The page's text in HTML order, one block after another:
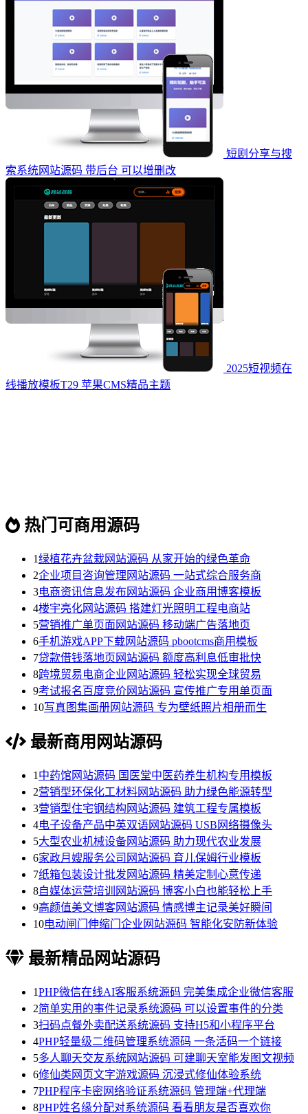
短剧分享与搜
索系统网站源码 带后台 可以增删改
2025短视频在
线播放模板T29 苹果CMS精品主题
热门可商用源码
1绿植花卉盆栽网站源码 从家开始的绿色革命
2企业项目咨询管理网站源码 一站式综合服务商
3电商资讯信息发布网站源码 企业商用博客模板
4楼宇亮化网站源码 搭建灯光照明工程电商站
5营销推广单页面网站源码 移动端广告落地页
6手机游戏APP下载网站源码 pbootcms商用模板
7贷款借钱落地页网站源码 额度高利息低审批快
8跨境贸易电商企业网站源码 轻松实现全球贸易
9考试报名百度竞价网站源码 宣传推广专用单页面
10写真图集画册网站源码 专为壁纸照片相册而生
最新商用网站源码
1 中药馆网站源码 国医堂中医药养生机构专用模板
2营销型环保化工材料网站源码 助力绿色能源转型
3营销型住宅钢结构网站源码 建筑工程专属模板
4电子设备产品中英双语网站源码 USB网络摄像头
5大型农业机械设备网站源码 助力现代农业发展
6家政月嫂服务公司网站源码 育儿保姆行业模板
7纸箱包装设计批发网站源码 精美定制心意传递
8自媒体运营培训网站源码 博客小白也能轻松上手
9高颜值美文博客网站源码 情感博主记录美好瞬间
10电动闸门伸缩门企业网站源码 智能化安防新体验
最新精品网站源码
1PHP微信在线AI客服系统源码 完美集成企业微信客服
2简单实用的事件记录系统源码 可以设置事件的分类
3扫码点餐外卖配送系统源码 支持H5和小程序平台
4PHP轻量级二维码管理系统源码 一条活码一个链接
5多人聊天交友系统网站源码 可建聊天室能发图文视频
6修仙类网页文字游戏源码 沉浸式修仙体验系统
7PHP程序卡密网络验证系统源码 管理端+代理端
8PHP姓名缘分配对系统源码 看看朋友是否喜欢你